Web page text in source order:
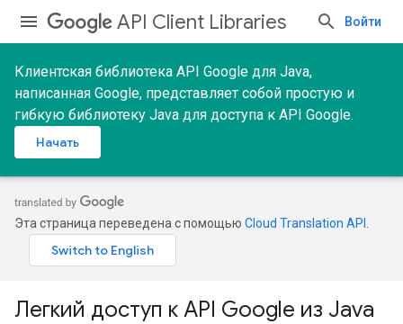
API Client Libraries Войти
Клиентская библиотека API Google для Java,
написанная Google, представляет собой простую и
гибкую библиотеку Java для доступа к API Google.
Начать
Эта страница переведена с помощью Cloud Translation API
Легкий доступ к API Google из Java